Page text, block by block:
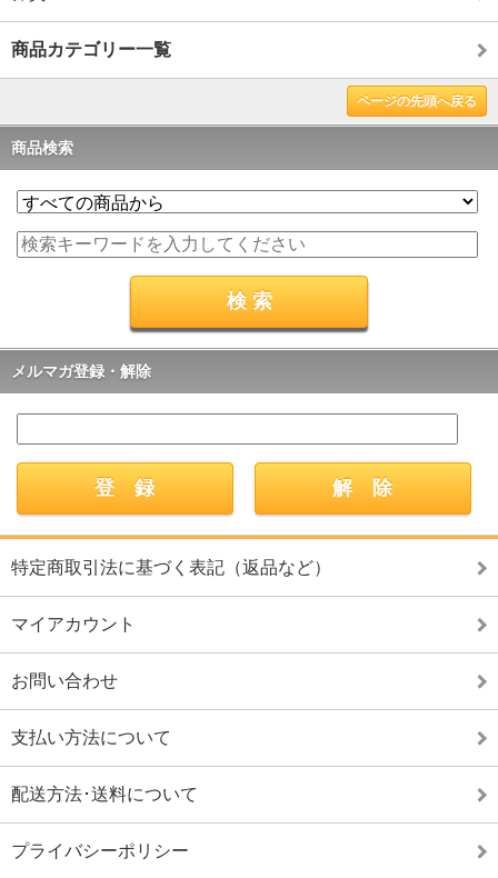
商品カテゴリー一覧
ページの先頭へ戻る
商品検索
メルマガ登録・解除
特定商取引法に基づく表記（返品など）
マイアカウント
お問い合わせ
支払い方法について
配送方法･送料について
プライバシーポリシー